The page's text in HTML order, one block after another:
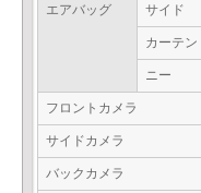
エアバッグ サイド
カーテン
ニー
フロントカメラ
サイドカメラ
バックカメラ